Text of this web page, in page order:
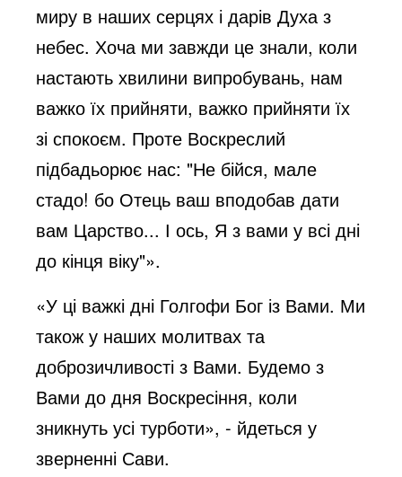
миру в наших серцях і дарів Духа з
небес. Хоча ми завжди це знали, коли
настають хвилини випробувань, нам
важко їх прийняти, важко прийняти їх
зі спокоєм. Проте Воскреслий
підбадьорює нас: "Не бійся, мале
стадо! бо Отець ваш вподобав дати
вам Царство... І ось, Я з вами у всі дні
до кінця віку"».
«У ці важкі дні Голгофи Бог із Вами. Ми
також у наших молитвах та
доброзичливості з Вами. Будемо з
Вами до дня Воскресіння, коли
зникнуть усі турботи», - йдеться у
зверненні Сави.